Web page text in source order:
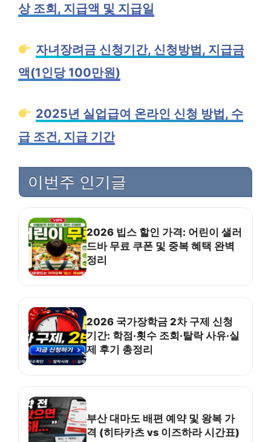
상 조회, 지급액 및 지급일
자녀장려금 신청기간, 신청방법, 지급금
액(1인당 100만원)
2025년 실업급여 온라인 신청 방법, 수
급 조건, 지급 기간
이번주 인기글
2026 빕스 할인 가격: 어린이 샐러
드바 무료 쿠폰 및 중복 혜택 완벽
정리
2026 국가장학금 2차 구제 신청
기간: 학점·횟수 조회·탈락 사유·실
제 후기 총정리
부산 대마도 배편 예약 및 왕복 가
격 (히타카츠 vs 이즈하라 시간표)